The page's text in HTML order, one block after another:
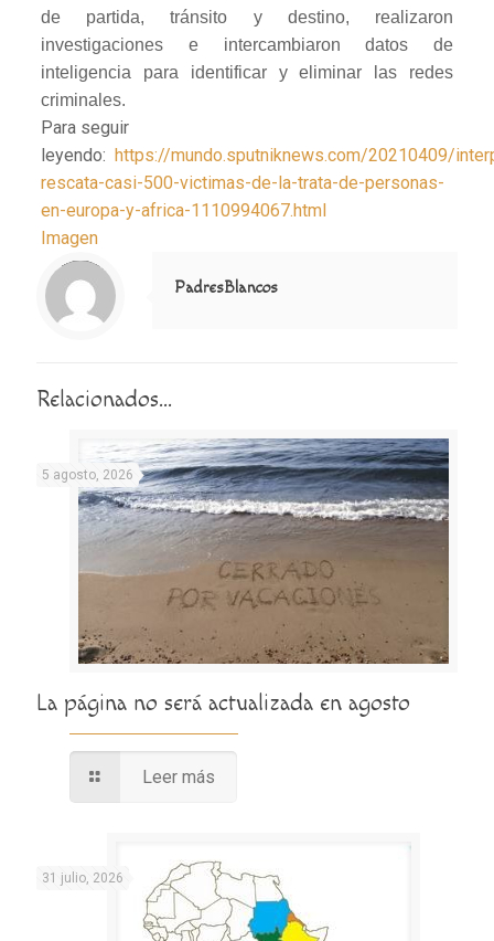
de partida, tránsito y destino, realizaron
investigaciones e intercambiaron datos de
inteligencia para identificar y eliminar las redes
criminales.
Para seguir
leyendo: https://mundo.sputniknews.com/20210409/
rescata-casi-500-victimas-de-la-trata-de-personas-
en-europa-y-africa-1110994067.html
Imagen
Notice
: Trying to access array offset on value of type null in
/home/misioner/public_html/padresblancos/themes/betheme/includes/content-single.php
on line
286
PadresBlancos
Relacionados...
5 agosto, 2026
La página no será actualizada en agosto
Leer más
31 julio, 2026